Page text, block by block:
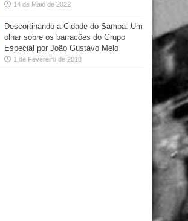
14 de Maio de 2022
Descortinando a Cidade do Samba: Um
olhar sobre os barracões do Grupo
Especial por João Gustavo Melo
1 de Fevereiro de 2018